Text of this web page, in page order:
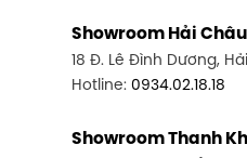
Showroom Hải
18 Đ. Lê Đình Dương,
Hotline: 0934.02.18.18
Showroom Thanh